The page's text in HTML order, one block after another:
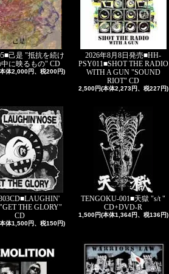
己是 "抵抗を続け
中に映るもの" CD
体2,000円、税200円)
2026年8月8日発売■HH-
PSY011■SHOT THE RADIO
WITH A GUN "SOUND
RIOT" CD
2,500円(本体2,273円、税227円)
THE GLORY"
CD
体1,500円、税150円)
TENGOKU-001■天獄 "s/t "
CD+DVD-R
1,500円(本体1,364円、税136円)